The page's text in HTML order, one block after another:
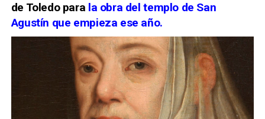
de Toledo para la obra del templo de San
Agustín que empieza ese año.